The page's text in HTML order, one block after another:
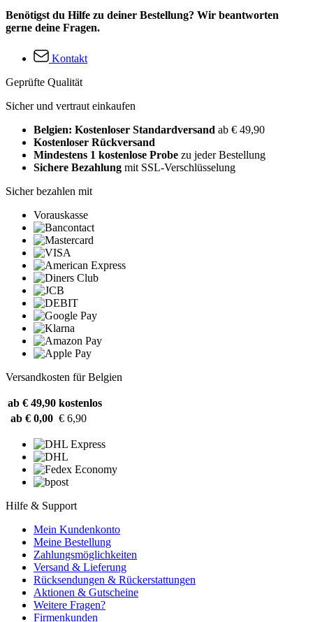
Benötigst du Hilfe zu deiner Bestellung? Wir beantworten
gerne deine Fragen.
Kontakt
Geprüfte Qualität
Sicher und vertraut einkaufen
Belgien: Kostenloser Standardversand ab € 49,90
Kostenloser Rückversand
Mindestens 1 kostenlose Probe zu jeder Bestellung
Sichere Bezahlung mit SSL-Verschlüsselung
Sicher bezahlen mit
Vorauskasse
Versandkosten für Belgien
ab € 49,90 kostenlos
ab € 0,00 € 6,90
Hilfe & Support
Mein Kundenkonto
Meine Bestellung
Zahlungsmöglichkeiten
Versand & Lieferung
Rücksendungen & Rückerstattungen
Aktionen & Gutscheine
Weitere Fragen?
Firmenkunden